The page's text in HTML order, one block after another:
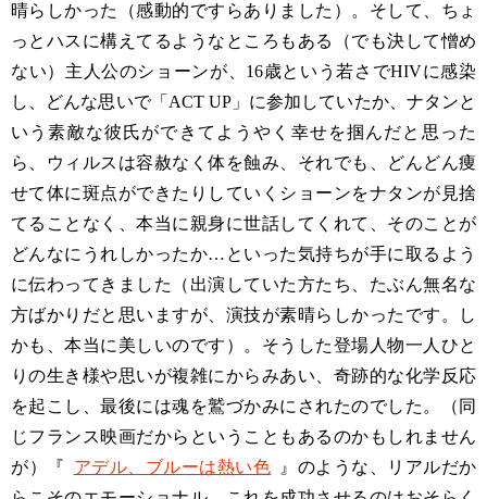
晴らしかった（感動的ですらありました）。そして、ちょ
っとハスに構えてるようなところもある（でも決して憎め
ない）主人公のショーンが、16歳という若さでHIVに感染
し、どんな思いで「ACT UP」に参加していたか、ナタンと
いう素敵な彼氏ができてようやく幸せを掴んだと思った
ら、ウィルスは容赦なく体を蝕み、それでも、どんどん痩
せて体に斑点ができたりしていくショーンをナタンが見捨
てることなく、本当に親身に世話してくれて、そのことが
どんなにうれしかったか…といった気持ちが手に取るよう
に伝わってきました（出演していた方たち、たぶん無名な
方ばかりだと思いますが、演技が素晴らしかったです。し
かも、本当に美しいのです）。そうした登場人物一人ひと
りの生き様や思いが複雑にからみあい、奇跡的な化学反応
を起こし、最後には魂を鷲づかみにされたのでした。（同
じフランス映画だからということもあるのかもしれません
が）『
アデル、ブルーは熱い色
』のような、リアルだか